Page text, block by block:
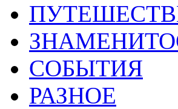
СОБЫТИЯ
РАЗНОЕ